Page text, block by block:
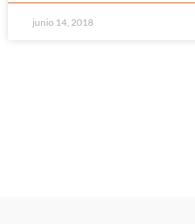
junio 14, 2018